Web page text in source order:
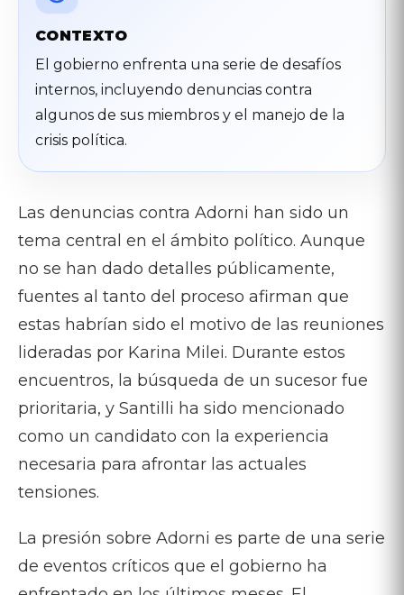
CONTEXTO
El gobierno enfrenta una serie de desafíos
internos, incluyendo denuncias contra
algunos de sus miembros y el manejo de la
crisis política.
Las denuncias contra Adorni han sido un
tema central en el ámbito político. Aunque
no se han dado detalles públicamente,
fuentes al tanto del proceso afirman que
estas habrían sido el motivo de las reuniones
lideradas por Karina Milei. Durante estos
encuentros, la búsqueda de un sucesor fue
prioritaria, y Santilli ha sido mencionado
como un candidato con la experiencia
necesaria para afrontar las actuales
tensiones.
La presión sobre Adorni es parte de una serie
de eventos críticos que el gobierno ha